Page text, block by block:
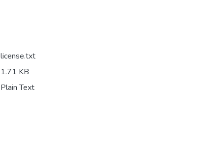
license.txt
1.71 KB
Plain Text